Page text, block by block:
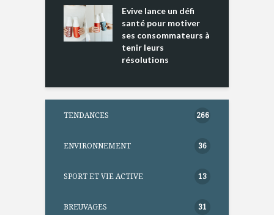
Evive lance un défi
santé pour motiver
ses consommateurs à
tenir leurs
résolutions
TENDANCES 266
ENVIRONNEMENT 36
SPORT ET VIE ACTIVE 13
BREUVAGES 31